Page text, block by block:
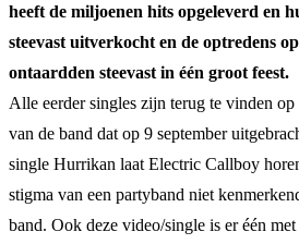
heeft de miljoenen hits opgeleverd en
steevast uitverkocht en de optredens
ontaardden steevast in één groot feest.
Alle eerder singles zijn terug te vinden
van de band dat op 9 september
single Hurrikan laat Electric Callboy
stigma van een partyband niet
band. Ook deze video/single is er één